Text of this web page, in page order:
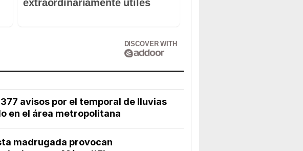
extraordinariamente útiles
DISCOVER WITH
avisos por el temporal de lluvias
en el área metropolitana
madrugada provocan